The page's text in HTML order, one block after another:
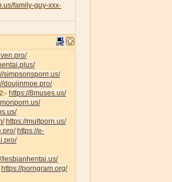
family-guy-xxx-
simpsonsporn.us/
doujinmoe.pro/
https://8muses.us/
https://multporn.us/
https://e-
lesbianhentai.us/
https://porngram.org/